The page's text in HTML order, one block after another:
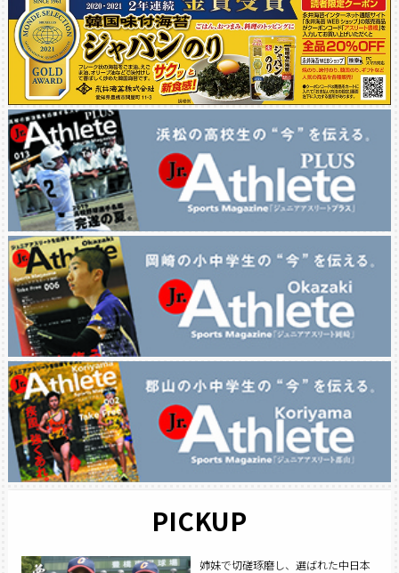
PICKUP
姉妹で切磋琢磨し、選ばれた中日本